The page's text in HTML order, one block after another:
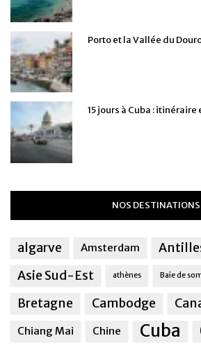
Porto et la Vallée du
15 jours à Cuba :
NOS DESTINATIONS
algarve Amsterdam
Asie Sud-Est
athènes Baie de
Bretagne Cambodge
Chiang Mai Chine Cuba